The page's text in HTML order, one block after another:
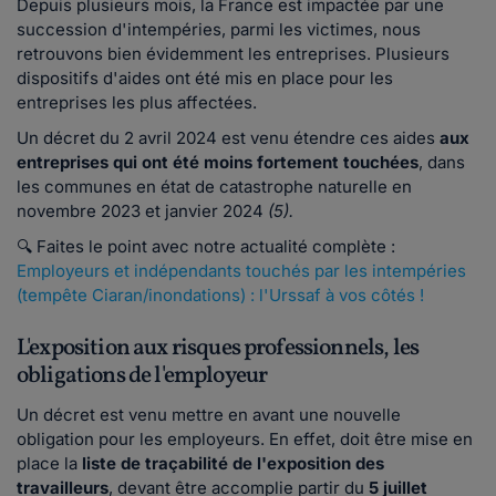
Depuis plusieurs mois, la France est impactée par une
succession d'intempéries, parmi les victimes, nous
retrouvons bien évidemment les entreprises. Plusieurs
dispositifs d'aides ont été mis en place pour les
entreprises les plus affectées.
Un décret du 2 avril 2024 est venu étendre ces aides aux
entreprises qui ont été moins fortement touchées, dans
les communes en état de catastrophe naturelle en
novembre 2023 et janvier 2024 (5).
🔍 Faites le point avec notre actualité complète :
Employeurs et indépendants touchés par les intempéries
(tempête Ciaran/inondations) : l'Urssaf à vos côtés !
L'exposition aux risques professionnels, les
obligations de l'employeur
Un décret est venu mettre en avant une nouvelle
obligation pour les employeurs. En effet, doit être mise en
place la liste de traçabilité de l'exposition des
travailleurs, devant être accomplie partir du 5 juillet